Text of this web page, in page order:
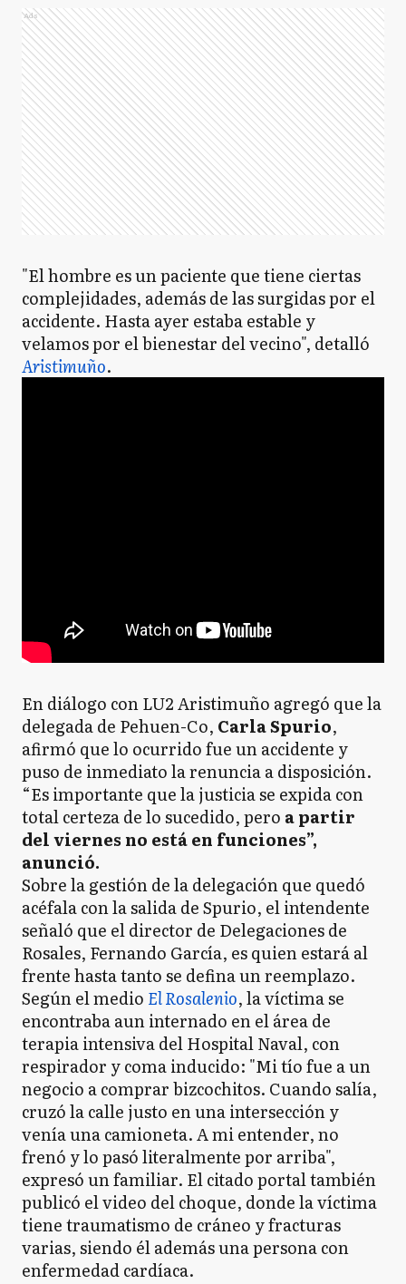
Ads
"El hombre es un paciente que tiene ciertas
complejidades, además de las surgidas por el
accidente. Hasta ayer estaba estable y
velamos por el bienestar del vecino", detalló
Aristimuño.
En diálogo con LU2 Aristimuño agregó que la
delegada de Pehuen-Co, Carla Spurio,
afirmó que lo ocurrido fue un accidente y
puso de inmediato la renuncia a disposición.
“Es importante que la justicia se expida con
total certeza de lo sucedido, pero a partir
del viernes no está en funciones”,
anunció.
Sobre la gestión de la delegación que quedó
acéfala con la salida de Spurio, el intendente
señaló que el director de Delegaciones de
Rosales, Fernando García, es quien estará al
frente hasta tanto se defina un reemplazo.
Según el medio El Rosalenio, la víctima se
encontraba aun internado en el área de
terapia intensiva del Hospital Naval, con
respirador y coma inducido: "Mi tío fue a un
negocio a comprar bizcochitos. Cuando salía,
cruzó la calle justo en una intersección y
venía una camioneta. A mi entender, no
frenó y lo pasó literalmente por arriba",
expresó un familiar. El citado portal también
publicó el video del choque, donde la víctima
tiene traumatismo de cráneo y fracturas
varias, siendo él además una persona con
enfermedad cardíaca.